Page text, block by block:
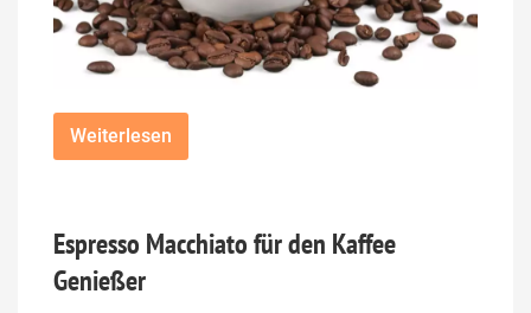
Weiterlesen
Espresso Macchiato für den Kaffee
Genießer